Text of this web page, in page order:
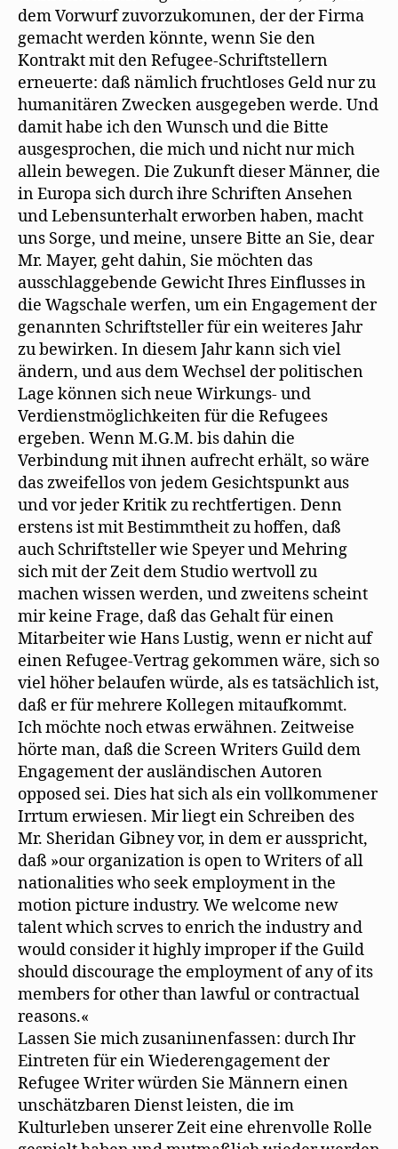
dem Vorwurf zuvorzukomınen, der der Firma
gemacht werden könnte, wenn Sie den
Kontrakt mit den Refugee-Schriftstellern
erneuerte: daß nämlich fruchtloses Geld nur zu
humanitären Zwecken ausgegeben werde. Und
damit habe ich den Wunsch und die Bitte
ausgesprochen, die mich und nicht nur mich
allein bewegen. Die Zukunft dieser Männer, die
in Europa sich durch ihre Schriften Ansehen
und Lebensunterhalt erworben haben, macht
uns Sorge, und meine, unsere Bitte an Sie, dear
Mr. Mayer, geht dahin, Sie möchten das
ausschlaggebende Gewicht Ihres Einflusses in
die Wagschale werfen, um ein Engagement der
genannten Schriftsteller für ein weiteres Jahr
zu bewirken. In diesem Jahr kann sich viel
ändern, und aus dem Wechsel der politischen
Lage können sich neue Wirkungs- und
Verdienstmöglichkeiten für die Refugees
ergeben. Wenn M.G.M. bis dahin die
Verbindung mit ihnen aufrecht erhält, so wäre
das zweifellos von jedem Gesichtspunkt aus
und vor jeder Kritik zu rechtfertigen. Denn
erstens ist mit Bestimmtheit zu hoffen, daß
auch Schriftsteller wie Speyer und Mehring
sich mit der Zeit dem Studio wertvoll zu
machen wissen werden, und zweitens scheint
mir keine Frage, daß das Gehalt für einen
Mitarbeiter wie Hans Lustig, wenn er nicht auf
einen Refugee-Vertrag gekommen wäre, sich so
viel höher belaufen würde, als es tatsächlich ist,
daß er für mehrere Kollegen mitaufkommt.
Ich möchte noch etwas erwähnen. Zeitweise
hörte man, daß die Screen Writers Guild dem
Engagement der ausländischen Autoren
opposed sei. Dies hat sich als ein vollkommener
Irrtum erwiesen. Mir liegt ein Schreiben des
Mr. Sheridan Gibney vor, in dem er ausspricht,
daß »our organization is open to Writers of all
nationalities who seek employment in the
motion picture industry. We welcome new
talent which scrves to enrich the industry and
would consider it highly improper if the Guild
should discourage the employment of any of its
members for other than lawful or contractual
reasons.«
Lassen Sie mich zusaniınenfassen: durch Ihr
Eintreten für ein Wiederengagement der
Refugee Writer würden Sie Männern einen
unschätzbaren Dienst leisten, die im
Kulturleben unserer Zeit eine ehrenvolle Rolle